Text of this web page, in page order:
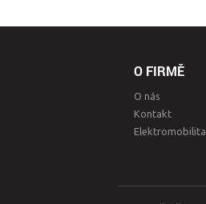
O FIRMĚ
O nás
Kontakt
Elektromobilita